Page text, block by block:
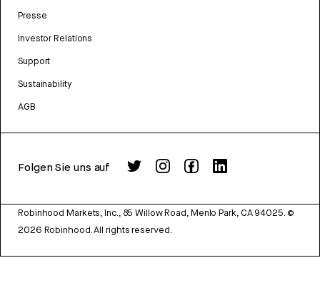
Presse
Investor Relations
Support
Sustainability
AGB
Folgen Sie uns auf
Robinhood Markets, Inc., 85 Willow Road, Menlo Park, CA 94025. ©
2026 Robinhood. All rights reserved.